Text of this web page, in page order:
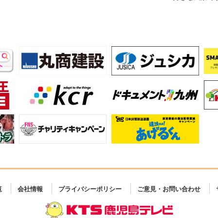
会社情報 プライバシーポリシー ご意見・お問い合わせ